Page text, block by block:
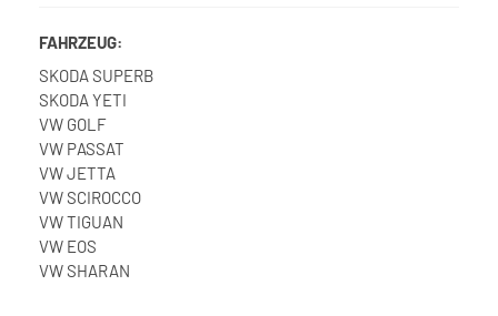
FAHRZEUG:
SKODA SUPERB
SKODA YETI
VW GOLF
VW PASSAT
VW JETTA
VW SCIROCCO
VW TIGUAN
VW EOS
VW SHARAN